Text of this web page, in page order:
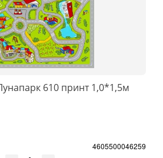
610 принт 1,0*1,5м
4605500046259